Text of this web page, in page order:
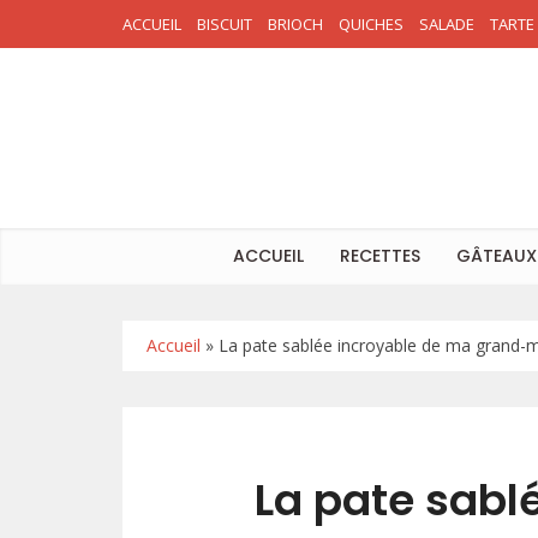
ACCUEIL BISCUIT BRIOCH QUICHES SALADE TARTE
ACCUEIL RECETTES GÂTEAUX
Accueil » La pate sablée incroyable de ma grand-
La pate